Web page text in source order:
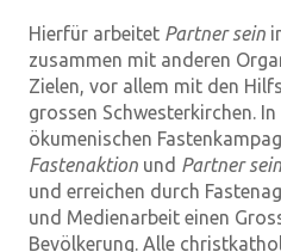
Hierfür arbeitet Partner sein
zusammen mit anderen
Zielen, vor allem mit den
grossen Schwesterkirchen.
ökumenischen
Fastenaktion und Partner sein
und erreichen durch
und Medienarbeit einen
Bevölkerung. Alle